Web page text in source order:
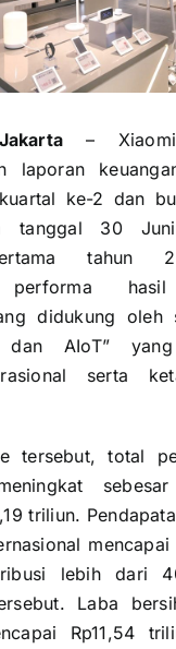
– Xiaomi
laporan
ke-2 dan
tanggal 30
tahun
performa hasil
didukung oleh
dan AIoT” yang
serta
tersebut, total
triliun.
mencapai
lebih dari
Laba
Rp11,54